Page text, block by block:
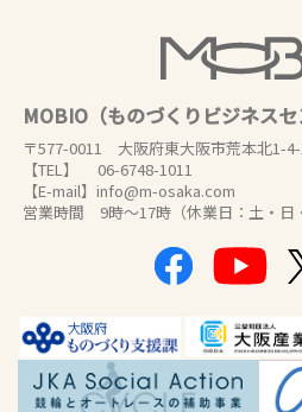
MOBIO（ものづくりビジネスセ
〒577-0011 大阪府東大阪市荒本北1-
【TEL】 06-6748-1011
【E-mail】info@m-osaka.com
営業時間 9時～17時（休業日：土・日